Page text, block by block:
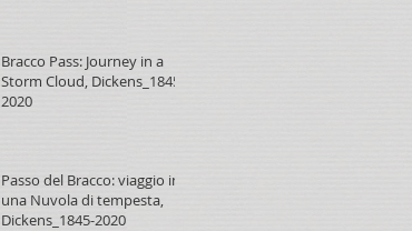
Bracco Pass: Journey in a
Storm Cloud, Dickens_1845-
2020
Passo del Bracco: viaggio in
una Nuvola di tempesta,
Dickens_1845-2020